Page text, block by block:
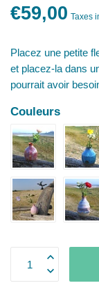
€59,00 Taxes
Placez une petite
et placez-la dans
pourrait avoir
Couleurs